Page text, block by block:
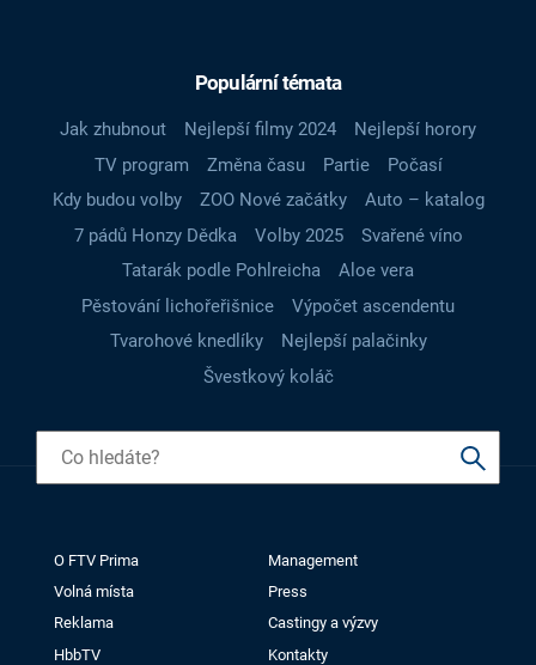
Populární témata
Jak zhubnout Nejlepší filmy 2024
Nejlepší horory
TV program
Změna času Partie
Počasí
Kdy budou volby
ZOO Nové začátky
Auto – katalog
7 pádů Honzy Dědka
Volby 2025
Svařené víno
Tatarák podle Pohlreicha
Aloe vera
Pěstování lichořeřišnice
Výpočet ascendentu
Tvarohové knedlíky
Nejlepší palačinky
Švestkový koláč
O FTV Prima
Management
Volná místa
Press
Reklama
Castingy a výzvy
HbbTV
Kontakty